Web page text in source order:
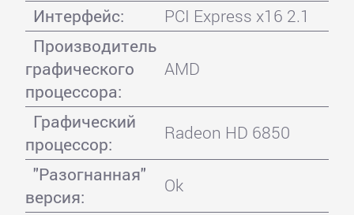
Интерфейс:
PCI Express x16 2.1
Производитель
графического
процессора:
AMD
Графический
процессор:
Radeon HD 6850
"Разогнанная"
версия:
Ok